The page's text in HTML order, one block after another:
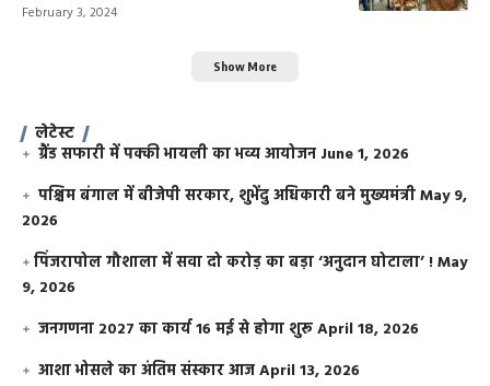
February 3, 2024
Show More
लेटेस्ट
ग्रैंड सफारी में पक्की भायली का भव्य आयोजन June 1, 2026
पश्चिम बंगाल में बीजेपी सरकार, शुभेंदु अधिकारी बने मुख्यमंत्रीMay 9,
2026
​पिंजरापोल गौशाला में सवा दो करोड़ का बड़ा ‘अनुदान घोटाला’ !May
9, 2026
जनगणना 2027 का कार्य 16 मई से होगा शुरूApril 18, 2026
आशा भोसले का अंतिम संस्कार आजApril 13, 2026